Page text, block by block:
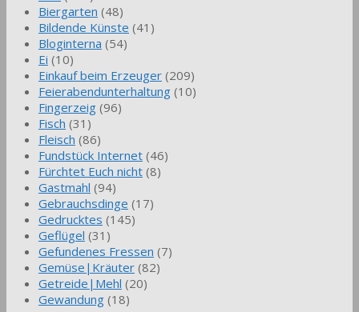
Biergarten (48)
Bildende Künste (41)
Bloginterna (54)
Ei (10)
Einkauf beim Erzeuger (209)
Feierabendunterhaltung (10)
Fingerzeig (96)
Fisch (31)
Fleisch (86)
Fundstück Internet (46)
Fürchtet Euch nicht (8)
Gastmahl (94)
Gebrauchsdinge (17)
Gedrucktes (145)
Geflügel (31)
Gefundenes Fressen (7)
Gemüse|Kräuter (82)
Getreide|Mehl (20)
Gewandung (18)